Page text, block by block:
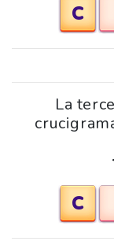
C
La
C